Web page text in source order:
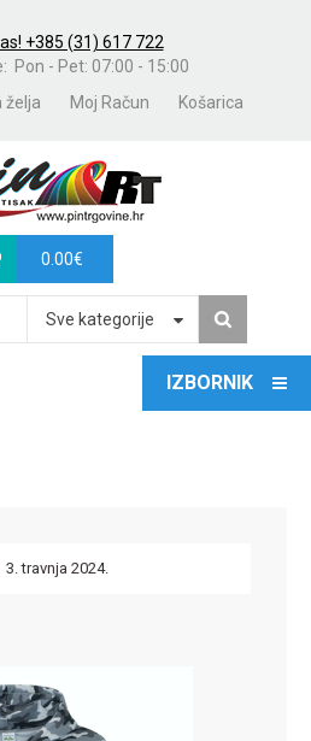
+385 (31) 617 722
Pon - Pet: 07:00 - 15:00
želja Moj Račun Košarica
0.00€
Sve kategorije
3. travnja 2024.